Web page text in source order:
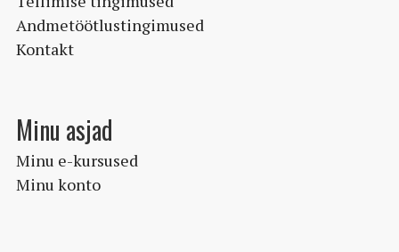
Andmetöötlustingimused
Kontakt
Minu asjad
Minu e-kursused
Minu konto